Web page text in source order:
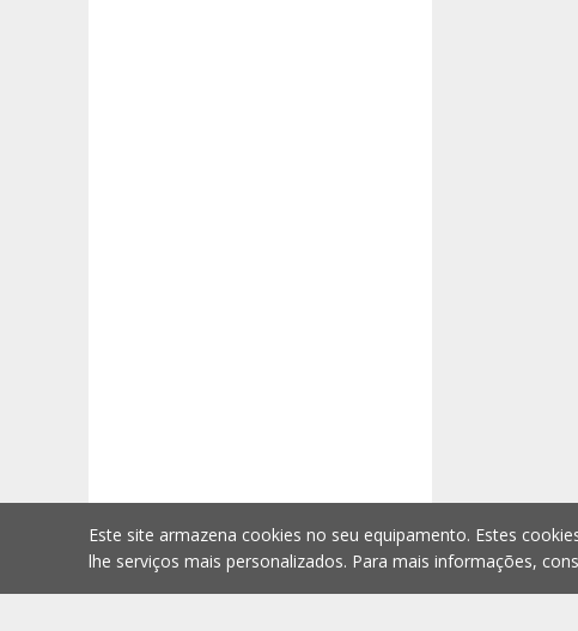
Este site armazena cookies no seu equipamento. Estes
lhe serviços mais personalizados. Para mais informações,